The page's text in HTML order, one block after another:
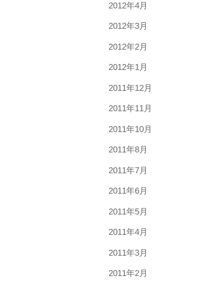
2012年4月
2012年3月
2012年2月
2012年1月
2011年12月
2011年11月
2011年10月
2011年8月
2011年7月
2011年6月
2011年5月
2011年4月
2011年3月
2011年2月